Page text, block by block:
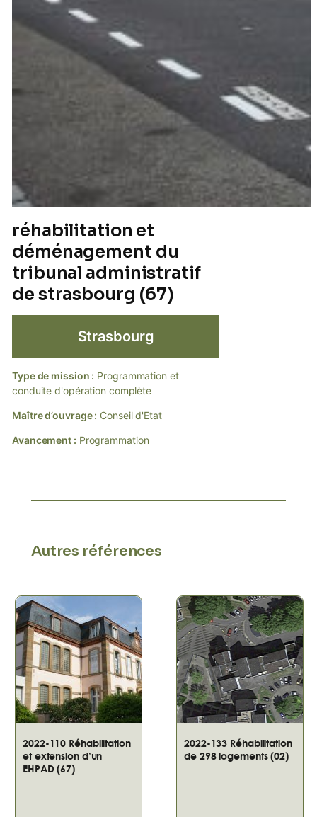
réhabilitation et
déménagement du
tribunal administratif
de strasbourg (67)
Strasbourg
Type de mission : Programmation et
conduite d'opération complète
Maître d’ouvrage : Conseil d'Etat
Avancement : Programmation
Autres références
2022-110 Réhabilitation
et extension d’un
EHPAD (67)
2022-133 Réhabilitation
de 298 logements (02)